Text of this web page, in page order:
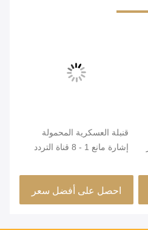
قنبلة العسكرية المحمولة
إشارة مانع 1 - 8 قناة التردد
احصل على أفضل سعر